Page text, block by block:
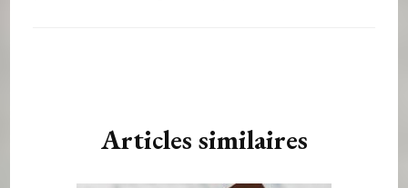
Articles similaires